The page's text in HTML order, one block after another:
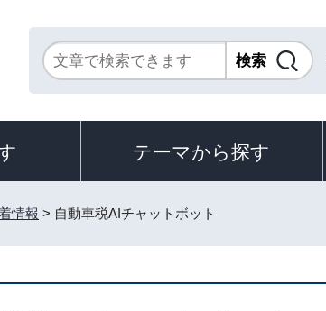
テーマから探す
情報 > 自動車税AIチャットボット